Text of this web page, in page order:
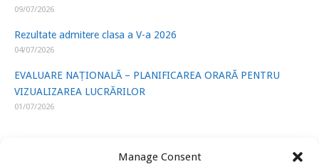
Manage Consent
09/07/2026
Rezultate admitere clasa a V-a 2026
04/07/2026
EVALUARE NAȚIONALĂ – PLANIFICAREA ORARĂ PENTRU
VIZUALIZAREA LUCRĂRILOR
01/07/2026